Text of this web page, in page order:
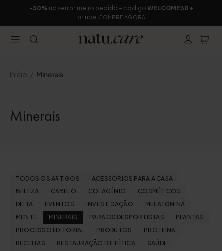
-30% no seu primeiro pedido – código WELCOME30 +
brinde COMPRE AGORA
Início Minerais
Minerais
TODOS OS ARTIGOS
ACESSÓRIOS PARA A CASA
BELEZA
CABELO COLAGÉNIO
COSMÉTICOS
DIETA
EVENTOS INVESTIGAÇÃO
MELATONINA
MENTE
MINERAIS PARA OS DESPORTISTAS
PLANTAS
PROCESSO EDITORIAL
PRODUTOS
PROTEÍNA
RECEITAS
RESTAURAÇÃO DIETÉTICA
SAÚDE